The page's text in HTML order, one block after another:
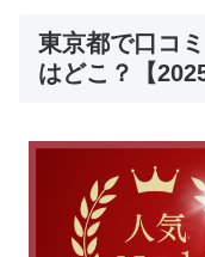
東京都で口コ
はどこ？【